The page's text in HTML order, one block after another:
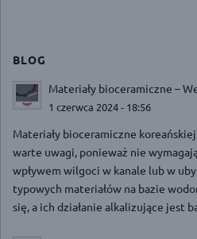
BLOG
Materiały bioceramiczne –
1 czerwca 2024 - 18:56
Materiały bioceramiczne
warte uwagi, ponieważ nie
wpływem wilgoci w kanale lub w
typowych materiałów na bazie
się, a ich działanie alkalizujące jest